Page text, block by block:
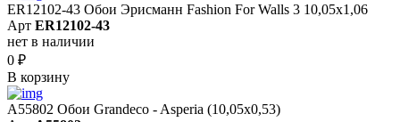
ER12102-43 Обои Эрисманн Fashion For Walls 3 10,05x1,06
Арт ER12102-43
нет в наличии
0 ₽
В корзину
A55802 Обои Grandeco - Asperia (10,05х0,53)